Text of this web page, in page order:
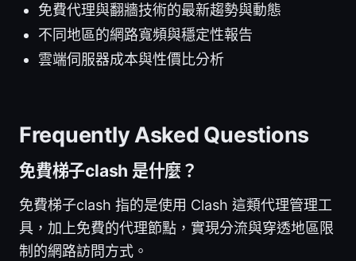
免費代理與翻牆技術的最新趨勢與動態
不同地區的網路寬頻與穩定性報告
雲端伺服器成本與性價比分析
Frequently Asked Questions
免費梯子clash 是什麼？
免費梯子clash 指的是使用 Clash 這類代理管理工
具，加上免費的代理節點，實現分流與穿透地區限
制的網路訪問方式。